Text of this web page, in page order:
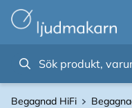
Begagnad HiFi